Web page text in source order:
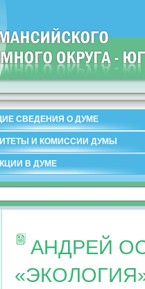
СВЕДЕНИЯ О ДУМЕ
И КОМИССИИ ДУМЫ
В ДУМЕ
АНДРЕЙ